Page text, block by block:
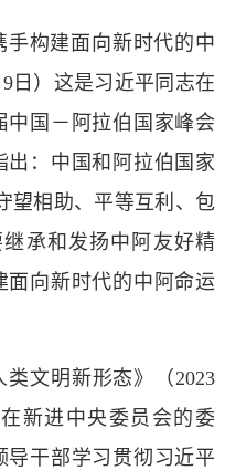
手构建面向新时代的中
日）这是习近平同志在
中国－阿拉伯国家峰会
出：中国和阿拉伯国家
望相助、平等互利、包
承和发扬中阿友好精
面向新时代的中阿命运
类文明新形态》（2023
新进中央委员会的委
导干部学习贯彻习近平